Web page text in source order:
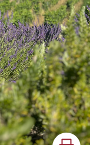
Imprimer